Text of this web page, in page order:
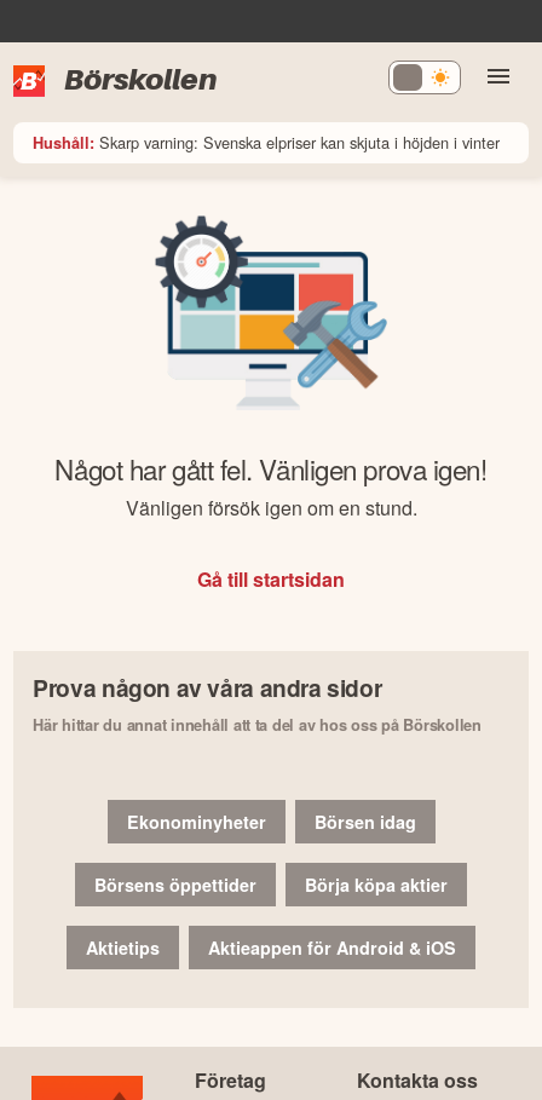
Börskollen
Hushåll: Skarp varning: Svenska elpriser kan skjuta i höjden i vinter
Något har gått fel. Vänligen prova igen!
Vänligen försök igen om en stund.
Gå till startsidan
Prova någon av våra andra sidor
Här hittar du annat innehåll att ta del av hos oss på Börskollen
Ekonominyheter Börsen idag
Börsens öppettider Börja köpa aktier
Aktietips Aktieappen för Android & iOS
Företag Kontakta oss